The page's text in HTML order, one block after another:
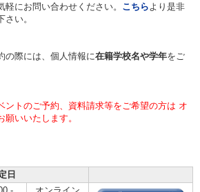
にお問い合わせください。 こちらより是非
い。
の際には、個人情報に在籍学校名や学年をご
ントのご予約、資料請求等をご希望の方は オ
いいたします。
日